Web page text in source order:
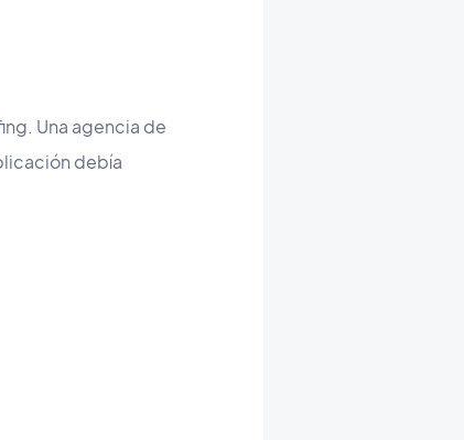
Una agencia de
debía